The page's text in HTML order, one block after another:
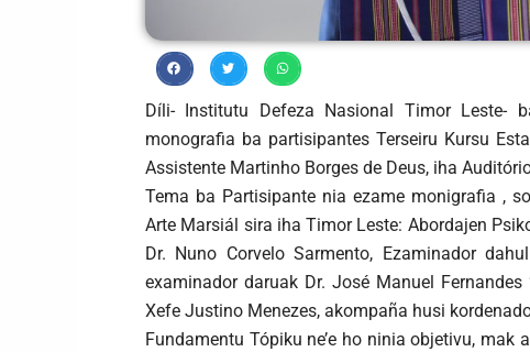
Díli- Institutu Defeza Nasional Timor Leste-
monografia ba partisipantes Terseiru Kursu
Assistente Martinho Borges de Deus, iha
Tema ba Partisipante nia ezame monigrafia ,
Arte Marsiál sira iha Timor Leste: Abordajen
Dr. Nuno Corvelo Sarmento, Ezaminador
examinador daruak Dr. José Manuel Fernandes
Xefe Justino Menezes, akompaña husi
Fundamentu Tópiku ne’e ho ninia objetivu,